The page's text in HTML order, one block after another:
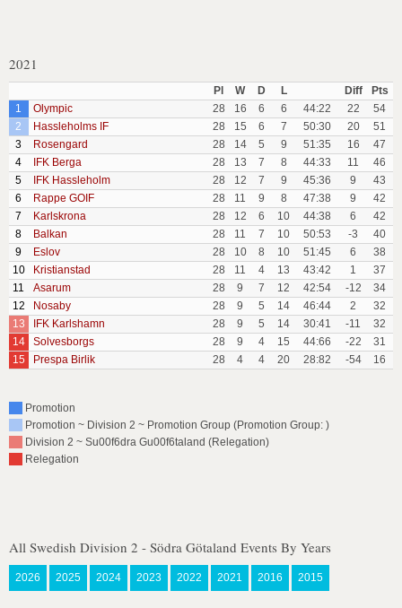
2021
Pl W D L Diff
Pts
1
Olympic 28 16 6 6 44:22 22
54
2
Hassleholms IF 28 15 6 7 50:30 20
51
3
Rosengard 28 14 5 9 51:35 16
47
4
IFK Berga 28 13 7 8 44:33 11
46
5
IFK Hassleholm 28 12 7 9 45:36 9
43
6
Rappe GOIF 28 11 9 8 47:38 9
42
7
Karlskrona 28 12 6 10 44:38 6
42
8
Balkan 28 11 7 10 50:53 -3
40
9
Eslov 28 10 8 10 51:45 6
38
10
Kristianstad 28 11 4 13 43:42 1
37
11
Asarum 28 9 7 12 42:54 -12
34
12
Nosaby 28 9 5 14 46:44 2
32
13
IFK Karlshamn 28 9 5 14 30:41 -11
32
14
Solvesborgs 28 9 4 15 44:66 -22
31
15
Prespa Birlik 28 4 4 20 28:82 -54 16
Promotion
Promotion ~ Division 2 ~ Promotion Group (Promotion Group: )
Division 2 ~ Su00f6dra Gu00f6taland (Relegation)
Relegation
All Swedish Division 2 - Södra Götaland Events By Years
2026 2025 2024 2023 2022 2021 2016 2015